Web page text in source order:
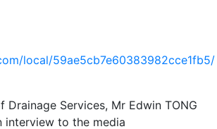
local/59ae5cb7e60383982cce1fb5/